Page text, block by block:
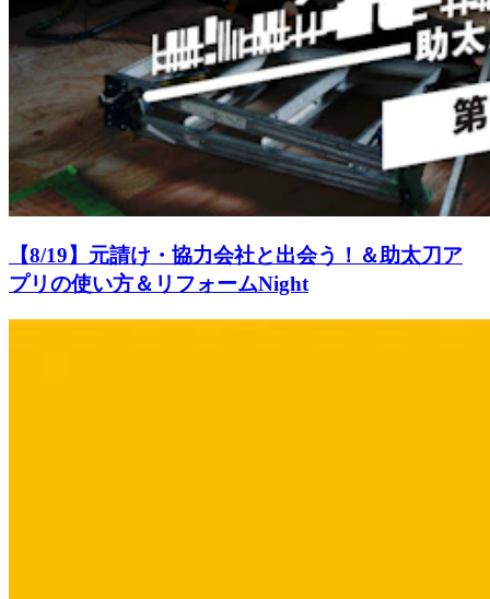
【8/19】元請け・協力会社と出会う！＆助太刀ア
プリの使い方＆リフォームNight